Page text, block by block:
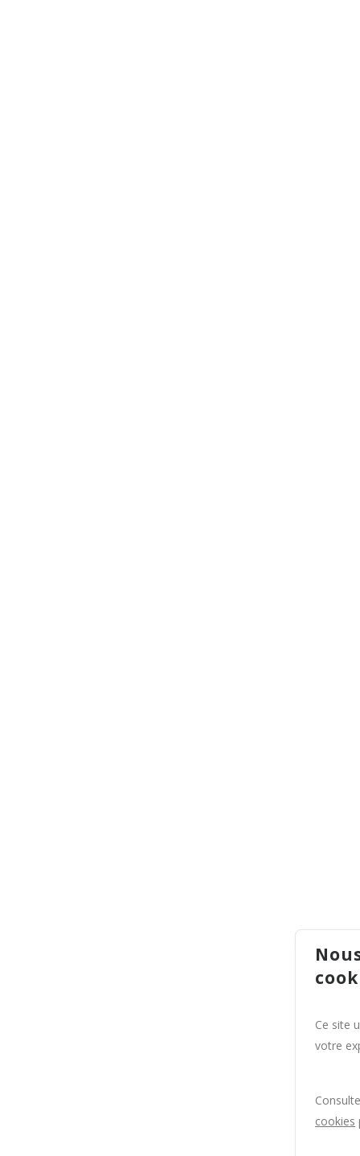
Ce site
votre
cookies